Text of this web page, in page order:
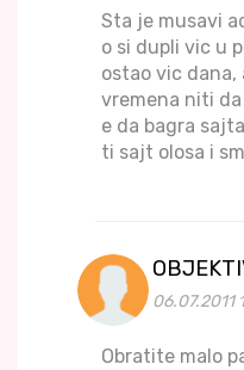
Sta je musavi
o si dupli vic u
ostao vic dana,
vremena niti
e da bagra
ti sajt olosa i
06.07.2011
Obratite malo